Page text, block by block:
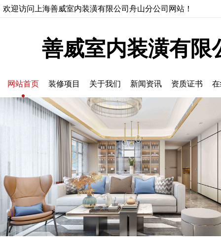
欢迎访问上海善威室内装潢有限公司舟山分公司网站！
善威室内装潢有限
网站首页 装修项目 关于我们 新闻资讯 资质证书